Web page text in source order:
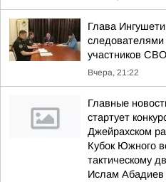
Глава
участников СВО
Вчера, 21:22
Главные
стартует
Джейрахском
Кубок Южного
тактическому
Ислам Абадиев